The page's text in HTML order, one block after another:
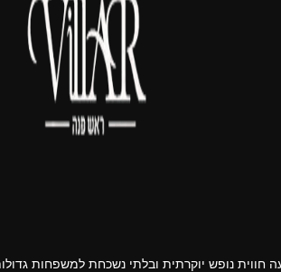
חווית נופש יוקרתית ובלתי נשכחת למשפחות גדולות